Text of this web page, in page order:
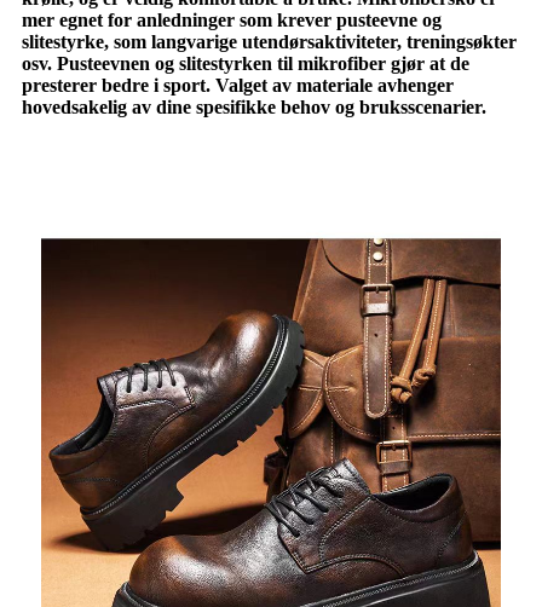
mer egnet for anledninger som krever pusteevne og
slitestyrke, som langvarige utendørsaktiviteter, treningsøkter
osv. Pusteevnen og slitestyrken til mikrofiber gjør at de
presterer bedre i sport. Valget av materiale avhenger
hovedsakelig av dine spesifikke behov og bruksscenarier.